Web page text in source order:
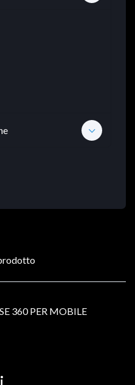
360 PER MOBILE